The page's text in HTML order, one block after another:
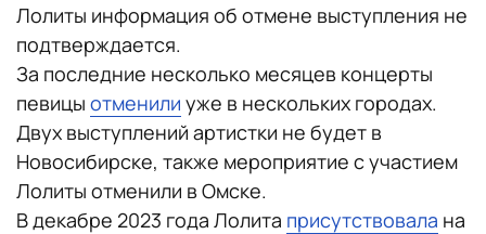
Лолиты информация об отмене выступления не
подтверждается.
За последние несколько месяцев концерты
певицы отменили уже в нескольких городах.
Двух выступлений артистки не будет в
Новосибирске, также мероприятие с участием
Лолиты отменили в Омске.
В декабре 2023 года Лолита присутствовала на